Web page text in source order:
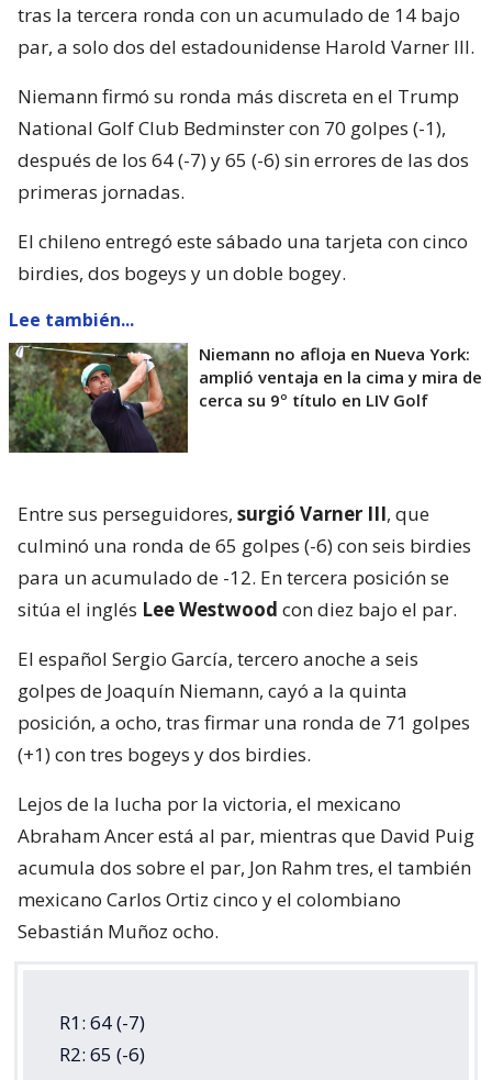
tras la tercera ronda con un acumulado de 14 bajo
par, a solo dos del estadounidense Harold Varner III.
Niemann firmó su ronda más discreta en el Trump
National Golf Club Bedminster con 70 golpes (-1),
después de los 64 (-7) y 65 (-6) sin errores de las dos
primeras jornadas.
El chileno entregó este sábado una tarjeta con cinco
birdies, dos bogeys y un doble bogey.
Lee también...
Niemann no afloja en Nueva York:
amplió ventaja en la cima y mira de
cerca su 9º título en LIV Golf
Entre sus perseguidores, surgió Varner III, que
culminó una ronda de 65 golpes (-6) con seis birdies
para un acumulado de -12. En tercera posición se
sitúa el inglés Lee Westwood con diez bajo el par.
El español Sergio García, tercero anoche a seis
golpes de Joaquín Niemann, cayó a la quinta
posición, a ocho, tras firmar una ronda de 71 golpes
(+1) con tres bogeys y dos birdies.
Lejos de la lucha por la victoria, el mexicano
Abraham Ancer está al par, mientras que David Puig
acumula dos sobre el par, Jon Rahm tres, el también
mexicano Carlos Ortiz cinco y el colombiano
Sebastián Muñoz ocho.
R1: 64 (-7)
R2: 65 (-6)